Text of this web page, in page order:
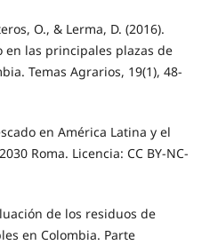
O., & Lerma, D. (2016).
en las principales plazas de
Temas Agrarios, 19(1), 48-
en América Latina y el
Roma. Licencia: CC BY-NC-
de los residuos de
en Colombia. Parte